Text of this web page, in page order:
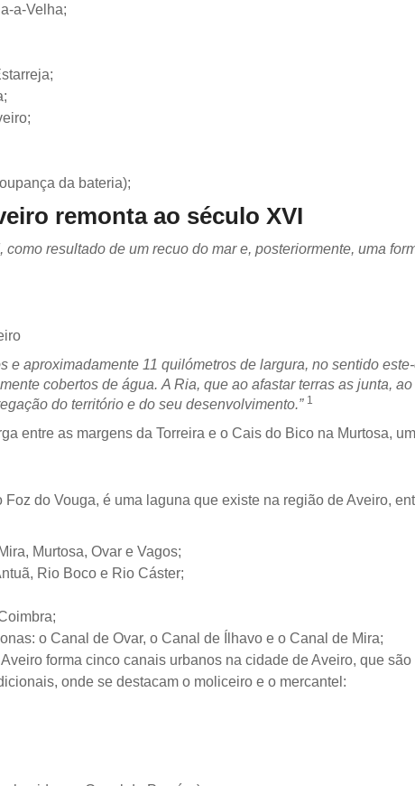
a-Velha;
da bateria);
remonta ao século XVI
como resultado de um recuo do mar e, posteriormente, uma
e aproximadamente 11 quilómetros de largura, no sentido
cobertos de água. A Ria, que ao afastar terras as junta,
do território e do seu desenvolvimento.” 1
entre as margens da Torreira e o Cais do Bico na Murtosa,
do Vouga, é uma laguna que existe na região de Aveiro,
Murtosa, Ovar e Vagos;
Rio Boco e Rio Cáster;
o Canal de Ovar, o Canal de Ílhavo e o Canal de Mira;
forma cinco canais urbanos na cidade de Aveiro, que
onde se destacam o moliceiro e o mercantel: